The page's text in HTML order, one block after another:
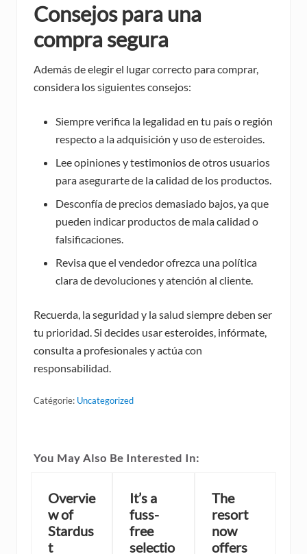
Consejos para una
compra segura
Además de elegir el lugar correcto para comprar,
considera los siguientes consejos:
Siempre verifica la legalidad en tu país o región
respecto a la adquisición y uso de esteroides.
Lee opiniones y testimonios de otros usuarios
para asegurarte de la calidad de los productos.
Desconfía de precios demasiado bajos, ya que
pueden indicar productos de mala calidad o
falsificaciones.
Revisa que el vendedor ofrezca una política
clara de devoluciones y atención al cliente.
Recuerda, la seguridad y la salud siempre deben ser
tu prioridad. Si decides usar esteroides, infórmate,
consulta a profesionales y actúa con
responsabilidad.
Catégorie: Uncategorized
You May Also Be Interested In:
Overvie
w of
Stardus
t
It’s a
fuss-
free
selectio
The
resort
now
offers